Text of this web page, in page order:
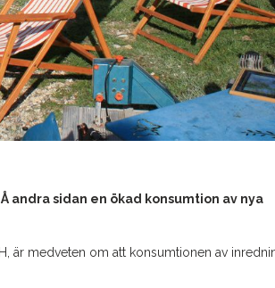
andra sidan en ökad konsumtion av nya
är medveten om att konsumtionen av